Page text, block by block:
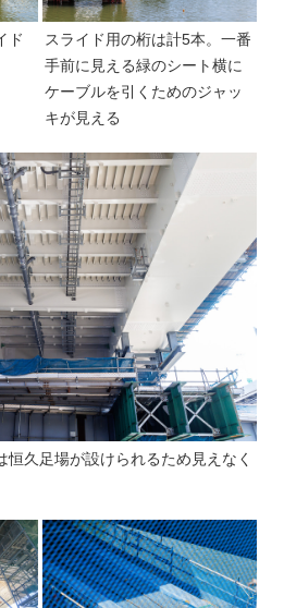
ド
スライド用の桁は計5本。一番
手前に見える緑のシート横に
ケーブルを引くためのジャッ
キが見える
恒久足場が設けられるため見えなく